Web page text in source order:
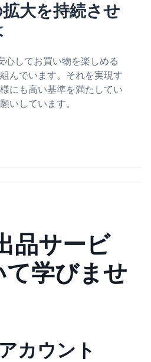
大を持続させ
心してお買い物を楽しめる
んでいます。それを実現す
にも高い基準を満たしてい
いしています。
品サービ
学びませ
カウント